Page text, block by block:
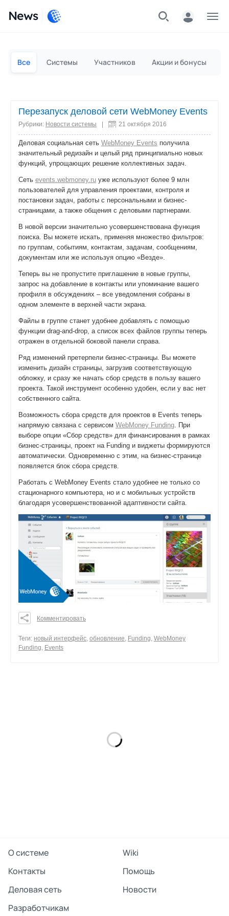
News
Все Системы Участников Акции и бонусы
Перезапуск деловой сети WebMoney Events
Рубрики: Новости системы 21 октября 2016
Деловая социальная сеть WebMoney Events получила
значительный редизайн и целый ряд принципиально новых
функций, упрощающих решение коллективных задач.
Сеть events.webmoney.ru уже используют более 9 млн
пользователей для управления проектами, контроля и
постановки задач, работы с персональными и бизнес-
страницами, а также общения с деловыми партнерами.
В новой версии значительно усовершенствована функция
поиска. Вы можете искать, применяя множество фильтров:
по группам, событиям, контактам, задачам, сообщениям,
документам или же используя опцию «Везде».
Теперь вы не пропустите приглашение в новые группы,
запрос на добавление в контакты или упоминание вашего
профиля в обсуждениях – все уведомления собраны в
одном элементе в верхней части экрана.
Файлы в группе станет удобнее добавлять c помощью
функции drag-and-drop, а список всех файлов группы теперь
отражен в отдельной боковой панели справа.
Ряд изменений претерпели бизнес-страницы. Вы можете
изменить дизайн страницы, загрузив соответствующую
обложку, и сразу же начать сбор средств в пользу вашего
проекта. Такой инструмент особенно удобен, если у вас нет
собственного сайта.
Возможность сбора средств для проектов в Events теперь
напрямую связана с сервисом WebMoney Funding. При
выборе опции «Сбор средств» для финансирования в рамках
бизнес-страницы, проект на Funding и виджеты формируются
автоматически. Одновременно с этим, на бизнес-странице
появляется блок сбора средств.
Работать с WebMoney Events стало удобнее не только со
стационарного компьютера, но и с мобильных устройств
благодаря усовершенствованной адаптивности сайта.
0
0
Комментировать
Теги: новый интерфейс, обновление, Funding, WebMoney
Funding, Events
О системе
Wiki
Контакты
Помощь
Деловая сеть
Новости
Разработчикам